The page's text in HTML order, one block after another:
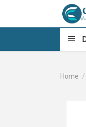
content
Home /